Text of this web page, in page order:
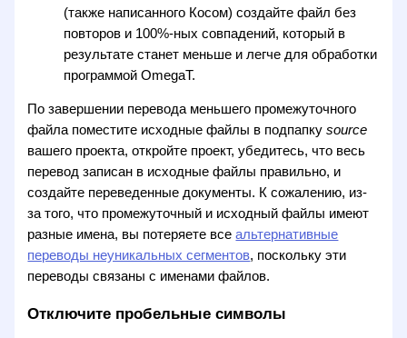
(также написанного Косом) создайте файл без
повторов и 100%-ных совпадений, который в
результате станет меньше и легче для обработки
программой OmegaT.
По завершении перевода меньшего промежуточного
файла поместите исходные файлы в подпапкуsource
вашего проекта, откройте проект, убедитесь, что весь
перевод записан в исходные файлы правильно, и
создайте переведенные документы. К сожалению, из-
за того, что промежуточный и исходный файлы имеют
разные имена, вы потеряете всеальтернативные
переводы неуникальных сегментов, поскольку эти
переводы связаны с именами файлов.
Отключите пробельные символы